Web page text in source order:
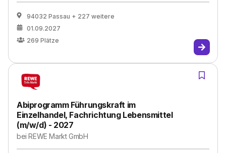
94032 Passau + 227 weitere
01.09.2027
269 Plätze
Abiprogramm Führungskraft im
Einzelhandel, Fachrichtung Lebensmittel
(m/w/d) - 2027
beiREWE Markt GmbH